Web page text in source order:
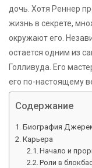
дочь. Хотя Реннер
жизнь в секрете,
окружают его.
остается одним из
Голливуда. Его
его по-настоящему
Содержание
Биография
Карьера
Начало и
Роли в